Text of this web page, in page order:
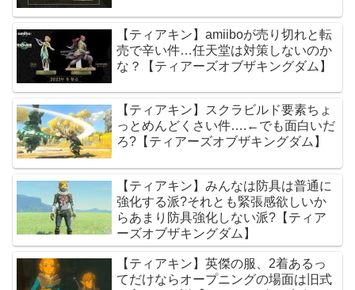
【ティアキン】amiiboが売り切れと転
売で辛い件…任天堂は対策しないのか
な？【ティアーズオブザキングダム】
【ティアキン】スクラビルド要素ちょ
っとめんどくさい件….←でも面白いだ
ろ?【ティアーズオブザキングダム】
【ティアキン】みんなは防具は普通に
強化する派?それとも緊張感欲しいか
らあまり防具強化しない派?【ティア
ーズオブザキングダム】
【ティアキン】英傑の服、2着あるっ
てだけならオープニングの場面は旧式